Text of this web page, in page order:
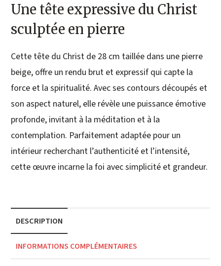
Une tête expressive du Christ
sculptée en pierre
Cette tête du Christ de 28 cm taillée dans une pierre
beige, offre un rendu brut et expressif qui capte la
force et la spiritualité. Avec ses contours découpés et
son aspect naturel, elle révèle une puissance émotive
profonde, invitant à la méditation et à la
contemplation. Parfaitement adaptée pour un
intérieur recherchant l’authenticité et l’intensité,
cette œuvre incarne la foi avec simplicité et grandeur.
DESCRIPTION
INFORMATIONS COMPLÉMENTAIRES